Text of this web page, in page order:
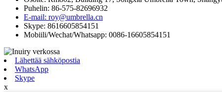
Puhelin: 86-575-82696932
E-mail: roy@umbrella.cn
Skype: 8616605854151
Mobiili/Wechat/Whatsapp: 0086-16605854151
Lähettää sähköpostia
WhatsApp
Skype
x